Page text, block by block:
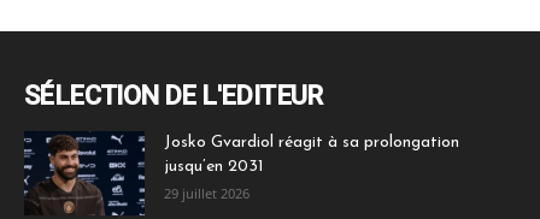
SÉLECTION DE L'EDITEUR
Josko Gvardiol réagit à sa prolongation
jusqu’en 2031
29 juillet 2026